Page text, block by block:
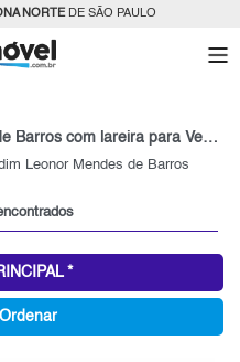
NORTEDE SÃO PAULO
Sobrado Jardim Leonor Mendes de Barros com lareira para Venda, Zona Norte, SP
Leonor Mendes de Barros
*